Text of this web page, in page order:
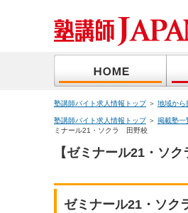
塾講師バイト求人情報トップ＞ 地域から
塾講師バイト求人情報トップ＞ 掲載塾一
ミナール21・ソクラ 田野校
【ゼミナール21・ソ
ゼミナール21・ソ